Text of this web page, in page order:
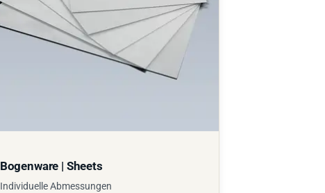
Bogenware | Sheets
Individuelle Abmessungen